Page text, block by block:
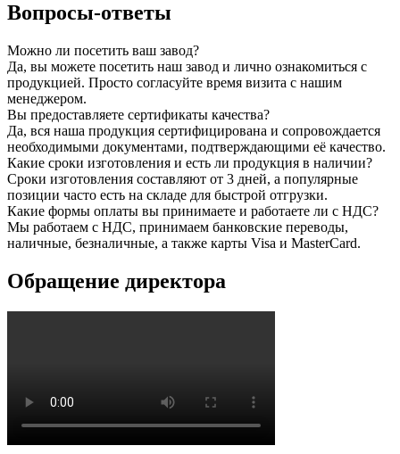
Вопросы-ответы
Можно ли посетить ваш завод?
Да, вы можете посетить наш завод и лично ознакомиться с
продукцией. Просто согласуйте время визита с нашим
менеджером.
Вы предоставляете сертификаты качества?
Да, вся наша продукция сертифицирована и сопровождается
необходимыми документами, подтверждающими её качество.
Какие сроки изготовления и есть ли продукция в наличии?
Сроки изготовления составляют от 3 дней, а популярные
позиции часто есть на складе для быстрой отгрузки.
Какие формы оплаты вы принимаете и работаете ли с НДС?
Мы работаем с НДС, принимаем банковские переводы,
наличные, безналичные, а также карты Visa и MasterCard.
Обращение директора